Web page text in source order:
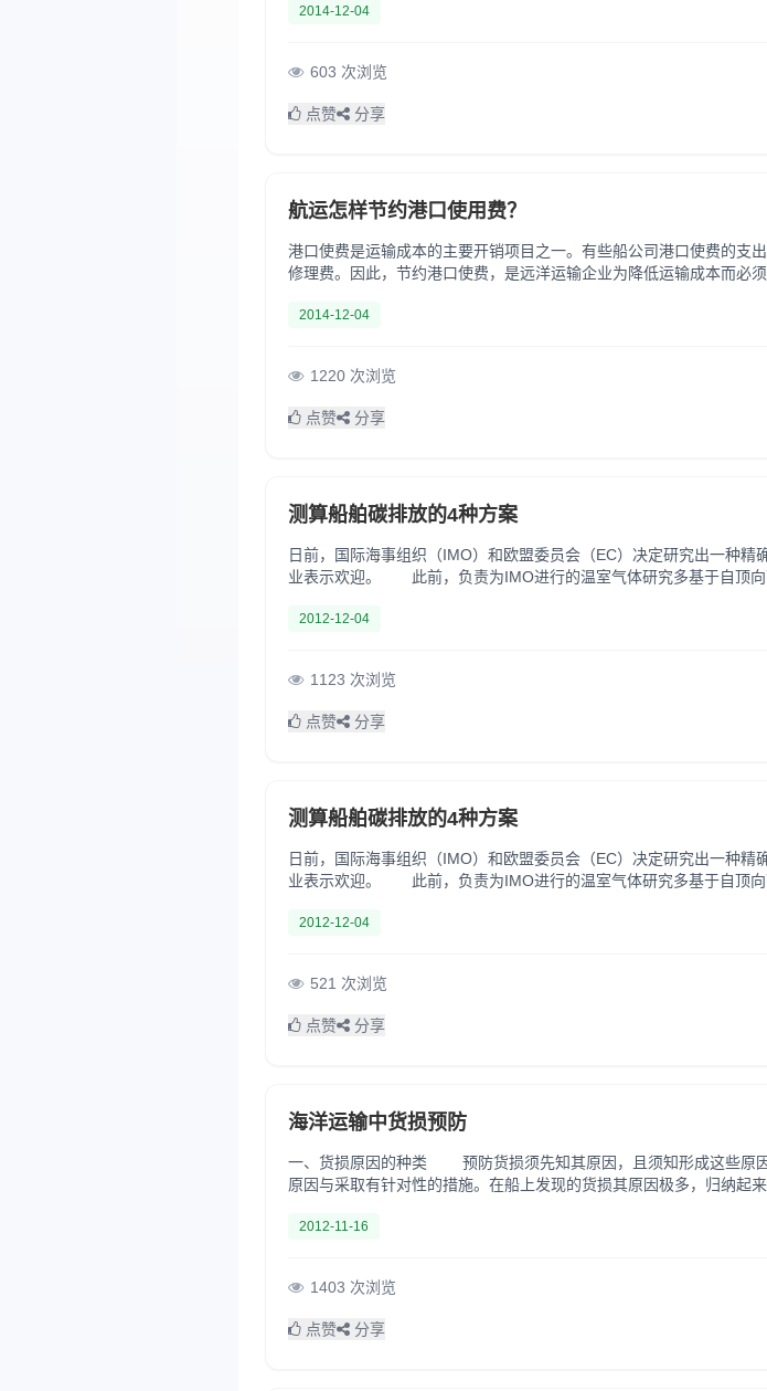
2014-12-04
603 次浏览
点赞 分享
航运怎样节约港口使用费？
港口使费是运输成本的主要开销项目之一。有些船公司港口使费的支
修理费。因此，节约港口使费，是远洋运输企业为降低运输成本而必
2014-12-04
1220 次浏览
点赞 分享
测算船舶碳排放的4种方案
日前，国际海事组织（IMO）和欧盟委员会（EC）决定研究出一种
业表示欢迎。 此前，负责为IMO进行的温室气体研究多基于自顶向
2012-12-04
1123 次浏览
点赞 分享
测算船舶碳排放的4种方案
日前，国际海事组织（IMO）和欧盟委员会（EC）决定研究出一种
业表示欢迎。 此前，负责为IMO进行的温室气体研究多基于自顶向
2012-12-04
521 次浏览
点赞 分享
海洋运输中货损预防
一、货损原因的种类 预防货损须先知其原因，且须知形成这些原
原因与采取有针对性的措施。在船上发现的货损其原因极多，归纳
2012-11-16
1403 次浏览
点赞 分享